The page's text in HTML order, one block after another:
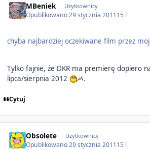
MBeniek Użytkownicy
Opublikowano29 stycznia 201115 l
chyba najbardziej oczekiwane film przez
Tylko fajnie, że DKR ma premierę dopiero
lipca/sierpnia 2012
.
Cytuj
Obsolete Użytkownicy
Opublikowano29 stycznia 201115 l